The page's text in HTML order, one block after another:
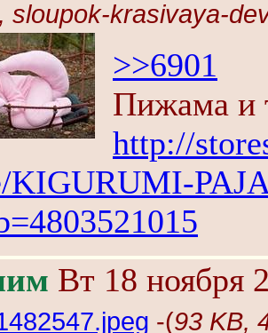
sloupok-krasivaya-
>>6901
Пижама и
http://
KIGURUMI-
Вт 18 ноября
-(93 KB,